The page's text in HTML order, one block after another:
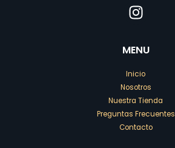
MENU
Inicio
Nosotros
Nuestra Tienda
Preguntas Frecuentes
Contacto